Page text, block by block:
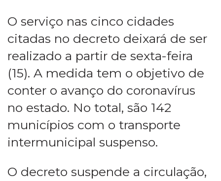
O serviço nas cinco cidades
citadas no decreto deixará de ser
realizado a partir de sexta-feira
(15). A medida tem o objetivo de
conter o avanço do coronavírus
no estado. No total, são 142
municípios com o transporte
intermunicipal suspenso.
O decreto suspende a circulação,